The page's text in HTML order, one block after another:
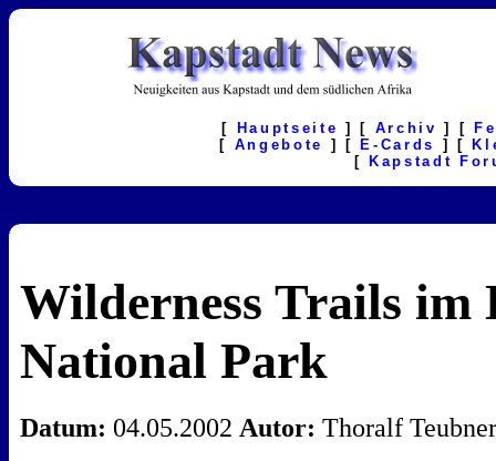
[ Hauptseite ] [ Archiv ] [
[ Angebote ] [ E-Cards ] [
[
Kapstadt
Wilderness Trails im
National Park
Datum: 04.05.2002 Autor: Thoralf